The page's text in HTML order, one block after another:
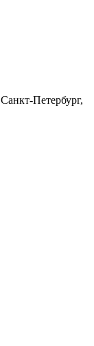
Санкт-Петербург,